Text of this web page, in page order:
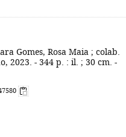
Gomes, Rosa Maia ; colab.
2023. - 344 p. : il. ; 30 cm. -